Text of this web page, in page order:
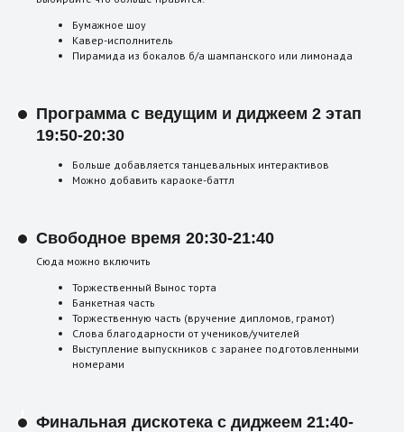
Бумажное шоу
Кавер-исполнитель
Пирамида из бокалов б/а шампанского или лимонада
Программа с ведущим и диджеем 2 этап
19:50-20:30
Больше добавляется танцевальных интерактивов
Можно добавить караоке-баттл
Свободное время 20:30-21:40
Сюда можно включить
Торжественный Вынос торта
Банкетная часть
Торжественную часть (вручение дипломов, грамот)
Слова благодарности от учеников/учителей
Выступление выпускников с заранее подготовленными
номерами
Финальная дискотека с диджеем 21:40-